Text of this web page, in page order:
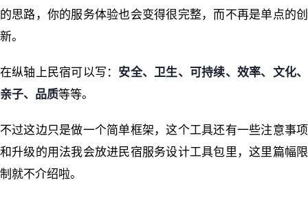
的思路，你的服务体验也会变得很完整，而不再是单点的创
新。
在纵轴上民宿可以写： 安全、卫生、可持续、效率、文化、
亲子、品质等等。
不过这边只是做一个简单框架，这个工具还有一些注意事项
和升级的用法我会放进民宿服务设计工具包里，这里篇幅限
制就不介绍啦。